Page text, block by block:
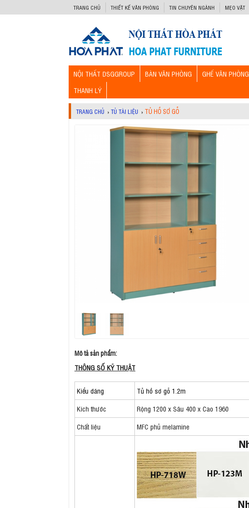
TRANG CHỦ THIẾT KẾ VĂN PHÒNG TIN CHUYÊN NGÀNH MẸO VẶT
NỘI THẤT DSGGROUP BÀN VĂN PHÒNG GHẾ VĂN PHÒNG
THANH LÝ
TRANG CHỦ ›TỦ TÀI LIỆU › TỦ HỒ SƠ GỖ
Mô tả sản phẩm:
THÔNG SỐ KỸ THUẬT
Kiểu dáng
Tủ hồ sơ gỗ 1.2m
Kích thước
Rộng 1200 x Sâu 400 x Cao 1960
Chất liệu
MFC phủ melamine